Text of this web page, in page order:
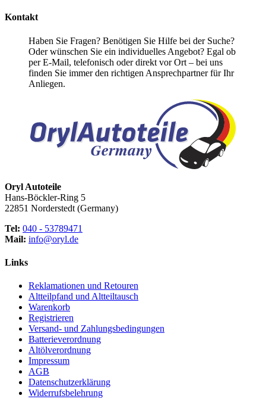
Kontakt
Haben Sie Fragen? Benötigen Sie Hilfe bei der Suche?
Oder wünschen Sie ein individuelles Angebot? Egal ob
per E-Mail, telefonisch oder direkt vor Ort – bei uns
finden Sie immer den richtigen Ansprechpartner für Ihr
Anliegen.
Oryl Autoteile
Hans-Böckler-Ring 5
22851 Norderstedt (Germany)
Tel: 040 - 53789471
Mail: info@oryl.de
Links
Reklamationen und Retouren
Altteilpfand und Altteiltausch
Warenkorb
Registrieren
Versand- und Zahlungsbedingungen
Batterieverordnung
Altölverordnung
Impressum
AGB
Datenschutzerklärung
Widerrufsbelehrung